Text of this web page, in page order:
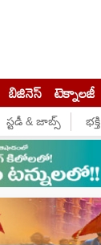
బిజినెస్‌ టెక్నాలజీ
స్టడీ & జాబ్స్ భక్తి